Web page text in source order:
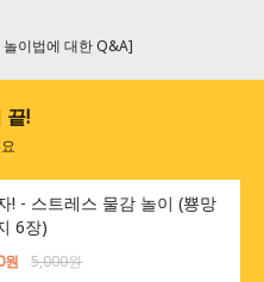
이법에 대한 Q&A]
끝!
! - 스트레스 물감 놀이 (뿅망
6장)
원 5,000원